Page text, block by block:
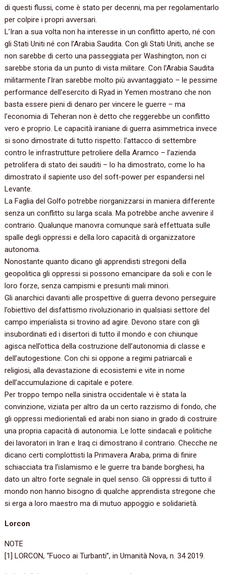
di questi flussi, come è stato per decenni, ma per regolamentarlo
per colpire i propri avversari.
L’Iran a sua volta non ha interesse in un conflitto aperto, né con
gli Stati Uniti né con l’Arabia Saudita. Con gli Stati Uniti, anche se
non sarebbe di certo una passeggiata per Washington, non ci
sarebbe storia da un punto di vista militare. Con l’Arabia Saudita
militarmente l’Iran sarebbe molto più avvantaggiato – le pessime
performance dell’esercito di Ryad in Yemen mostrano che non
basta essere pieni di denaro per vincere le guerre – ma
l’economia di Teheran non è detto che reggerebbe un conflitto
vero e proprio. Le capacità iraniane di guerra asimmetrica invece
si sono dimostrate di tutto rispetto: l’attacco di settembre
contro le infrastrutture petroliere della Aramco – l’azienda
petrolifera di stato dei sauditi – lo ha dimostrato, come lo ha
dimostrato il sapiente uso del soft-power per espandersi nel
Levante.
La Faglia del Golfo potrebbe riorganizzarsi in maniera differente
senza un conflitto su larga scala. Ma potrebbe anche avvenire il
contrario. Qualunque manovra comunque sarà effettuata sulle
spalle degli oppressi e della loro capacità di organizzatore
autonoma.
Nonostante quanto dicano gli apprendisti stregoni della
geopolitica gli oppressi si possono emancipare da soli e con le
loro forze, senza campismi e presunti mali minori.
Gli anarchici davanti alle prospettive di guerra devono perseguire
l’obiettivo del disfattismo rivoluzionario in qualsiasi settore del
campo imperialista si trovino ad agire. Devono stare con gli
insubordinati ed i disertori di tutto il mondo e con chiunque
agisca nell’ottica della costruzione dell’autonomia di classe e
dell’autogestione. Con chi si oppone a regimi patriarcali e
religiosi, alla devastazione di ecosistemi e vite in nome
dell’accumulazione di capitale e potere.
Per troppo tempo nella sinistra occidentale vi è stata la
convinzione, viziata per altro da un certo razzismo di fondo, che
gli oppressi mediorientali ed arabi non siano in grado di costruire
una propria capacità di autonomia. Le lotte sindacali e politiche
dei lavoratori in Iran e Iraq ci dimostrano il contrario. Checche ne
dicano certi complottisti la Primavera Araba, prima di finire
schiacciata tra l’islamismo e le guerre tra bande borghesi, ha
dato un altro forte segnale in quel senso. Gli oppressi di tutto il
mondo non hanno bisogno di qualche apprendista stregone che
si erga a loro maestro ma di mutuo appoggio e solidarietà.
Lorcon
NOTE
[1] LORCON, “Fuoco ai Turbanti”, in Umanità Nova, n. 34 2019.